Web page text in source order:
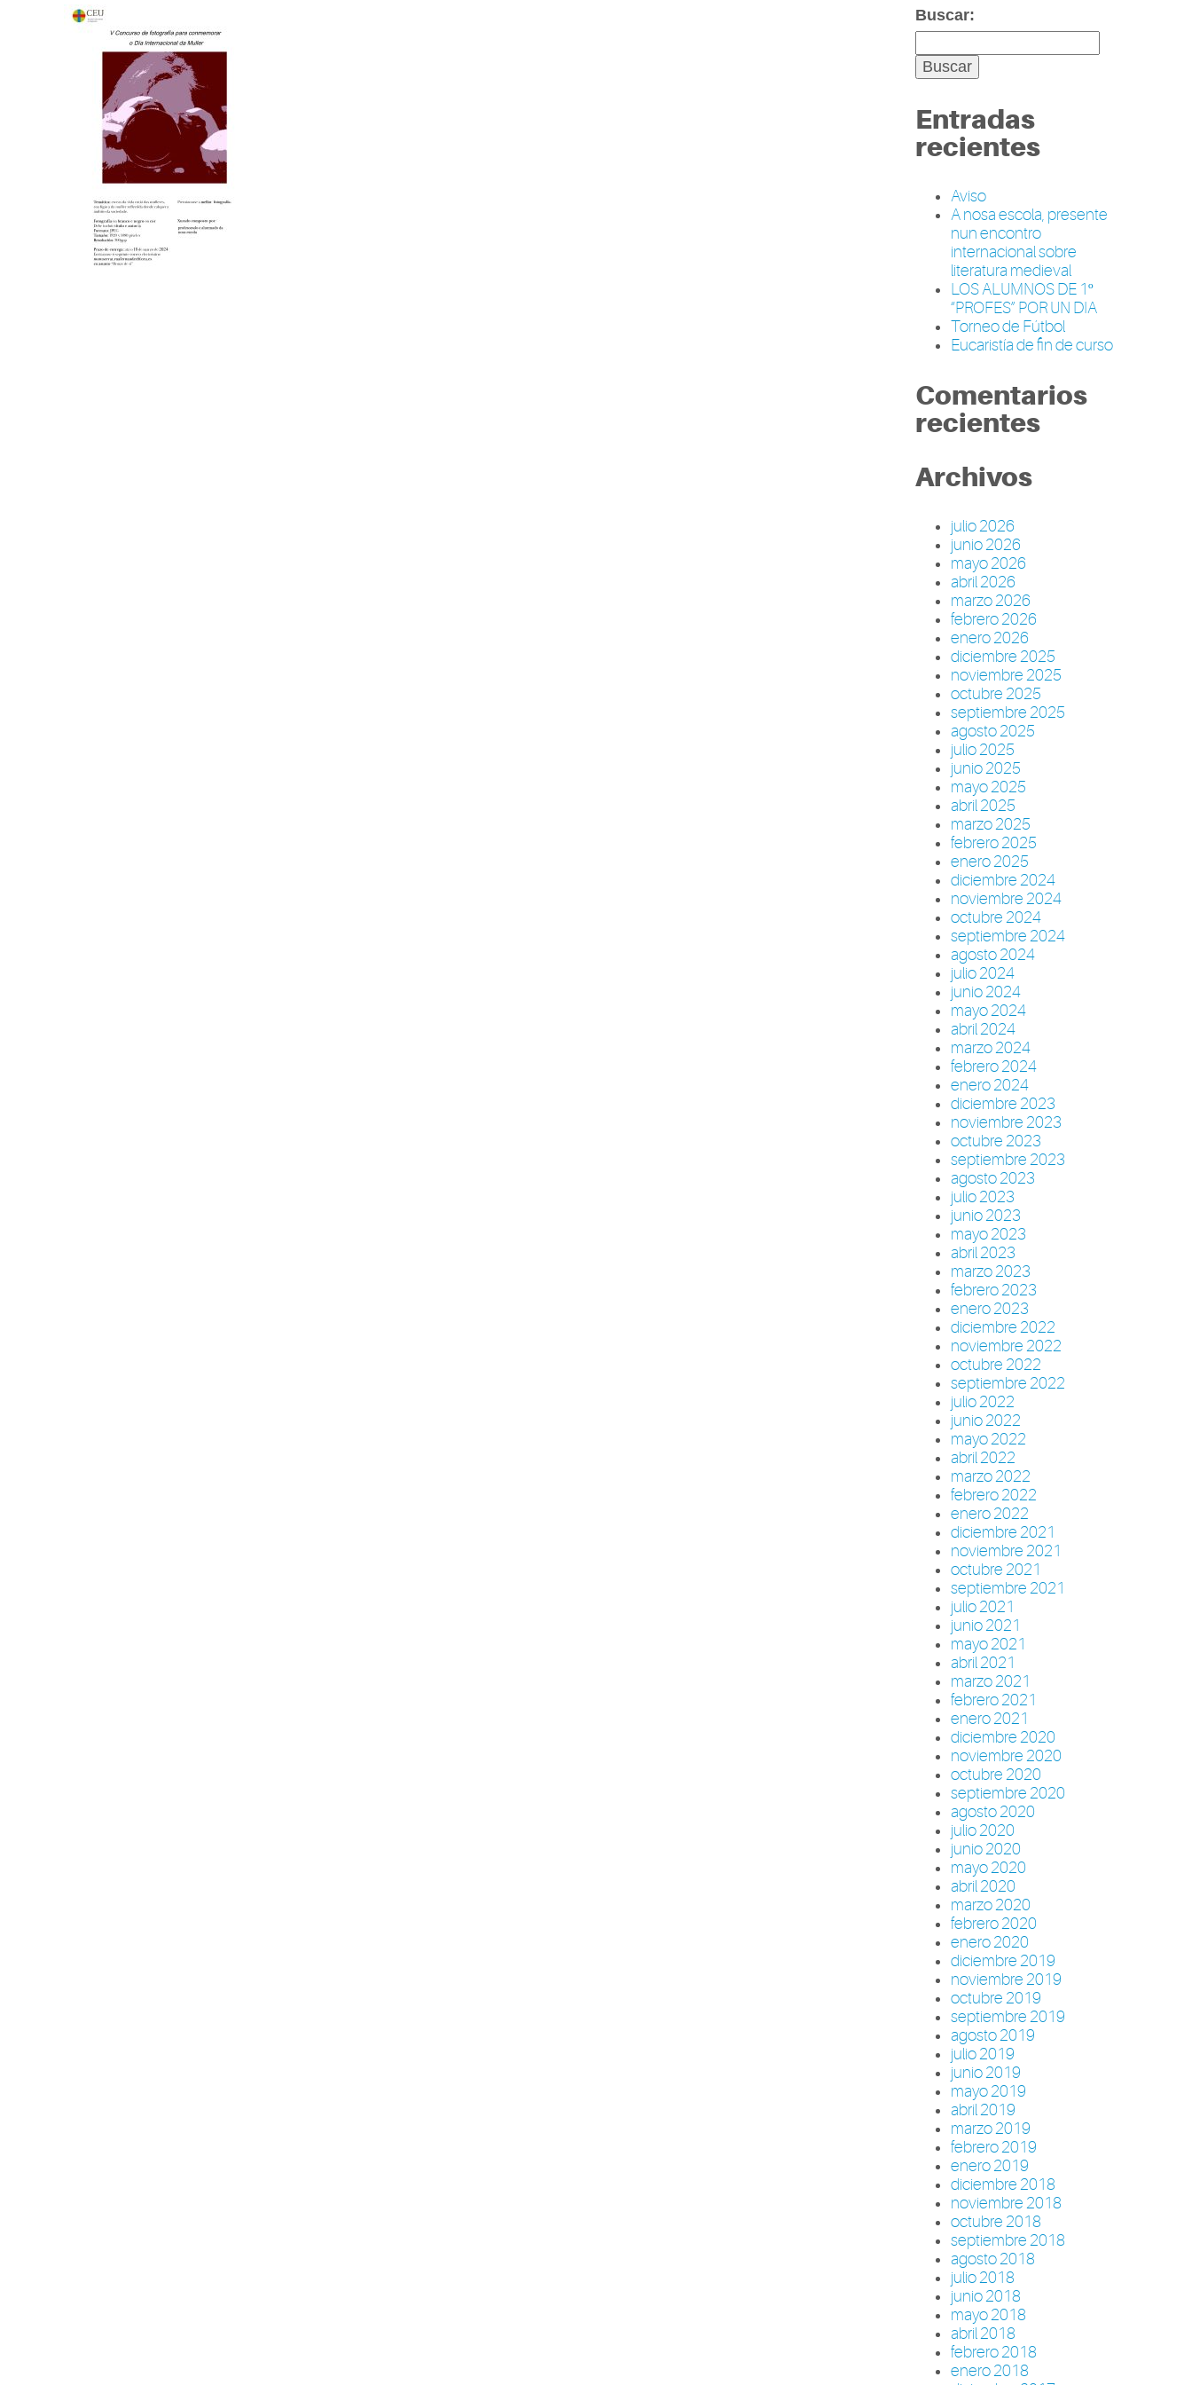
Buscar:
Entradas
recientes
Aviso
A nosa escola, presente
nun encontro
internacional sobre
literatura medieval
LOS ALUMNOS DE 1º
“PROFES” POR UN DIA
Torneo de Fútbol
Eucaristía de fin de curso
Comentarios
recientes
Archivos
julio 2026
junio 2026
mayo 2026
abril 2026
marzo 2026
febrero 2026
enero 2026
diciembre 2025
noviembre 2025
octubre 2025
septiembre 2025
agosto 2025
julio 2025
junio 2025
mayo 2025
abril 2025
marzo 2025
febrero 2025
enero 2025
diciembre 2024
noviembre 2024
octubre 2024
septiembre 2024
agosto 2024
julio 2024
junio 2024
mayo 2024
abril 2024
marzo 2024
febrero 2024
enero 2024
diciembre 2023
noviembre 2023
octubre 2023
septiembre 2023
agosto 2023
julio 2023
junio 2023
mayo 2023
abril 2023
marzo 2023
febrero 2023
enero 2023
diciembre 2022
noviembre 2022
octubre 2022
septiembre 2022
julio 2022
junio 2022
mayo 2022
abril 2022
marzo 2022
febrero 2022
enero 2022
diciembre 2021
noviembre 2021
octubre 2021
septiembre 2021
julio 2021
junio 2021
mayo 2021
abril 2021
marzo 2021
febrero 2021
enero 2021
diciembre 2020
noviembre 2020
octubre 2020
septiembre 2020
agosto 2020
julio 2020
junio 2020
mayo 2020
abril 2020
marzo 2020
febrero 2020
enero 2020
diciembre 2019
noviembre 2019
octubre 2019
septiembre 2019
agosto 2019
julio 2019
junio 2019
mayo 2019
abril 2019
marzo 2019
febrero 2019
enero 2019
diciembre 2018
noviembre 2018
octubre 2018
septiembre 2018
agosto 2018
julio 2018
junio 2018
mayo 2018
abril 2018
febrero 2018
enero 2018